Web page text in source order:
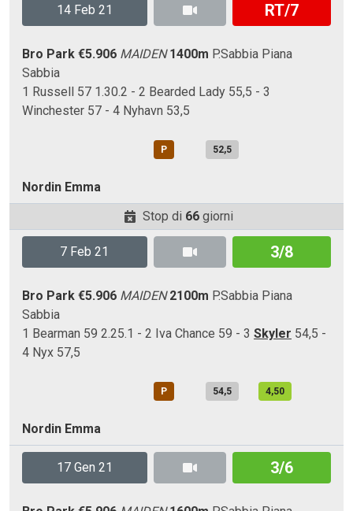
14 Feb 21 RT/7
Bro Park €5.906 MAIDEN 1400m P.Sabbia Piana
Sabbia
1 Russell 57 1.30.2 - 2 Bearded Lady 55,5 - 3
Winchester 57 - 4 Nyhavn 53,5
P 52,5
Nordin Emma
Stop di 66giorni
7 Feb 21 3/8
Bro Park €5.906 MAIDEN 2100m P.Sabbia Piana
Sabbia
1 Bearman 59 2.25.1 - 2 Iva Chance 59 - 3 Skyler 54,5 -
4 Nyx 57,5
P 54,5 4,50
Nordin Emma
17 Gen 21 3/6